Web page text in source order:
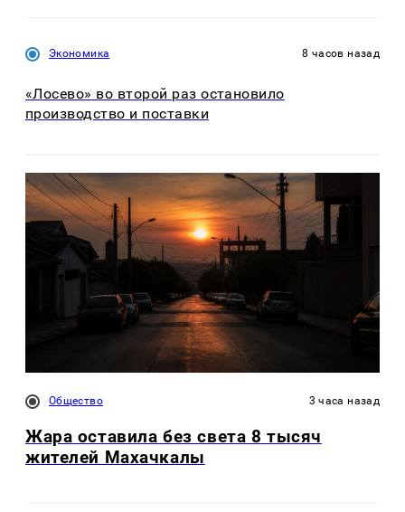
Экономика 8 часов назад
«Лосево» во второй раз остановило
производство и поставки
Общество 3 часа назад
Жара оставила без света 8 тысяч
жителей Махачкалы